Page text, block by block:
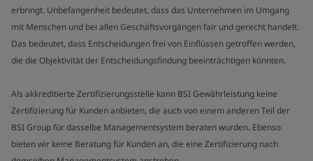
erbringt. Unbefangenheit bedeutet, dass das Unternehmen im Umgang
mit Menschen und bei allen Geschäftsvorgängen fair und gerecht handelt.
Das bedeutet, dass Entscheidungen frei von Einflüssen getroffen werden,
die die Objektivität der Entscheidungsfindung beeinträchtigen könnten.
Als akkreditierte Zertifizierungsstelle kann BSI Gewährleistung keine
Zertifizierung für Kunden anbieten, die auch von einem anderen Teil der
BSI Group für dasselbe Managementsystem beraten wurden. Ebenso
bieten wir keine Beratung für Kunden an, die eine Zertifizierung nach